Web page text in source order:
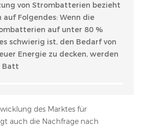
von Strombatterien bezieht
auf Folgendes: Wenn die
auf unter 80 %
schwierig ist, den Bedarf von
Energie zu decken, werden
Batt
des Marktes für
auch die Nachfrage nach